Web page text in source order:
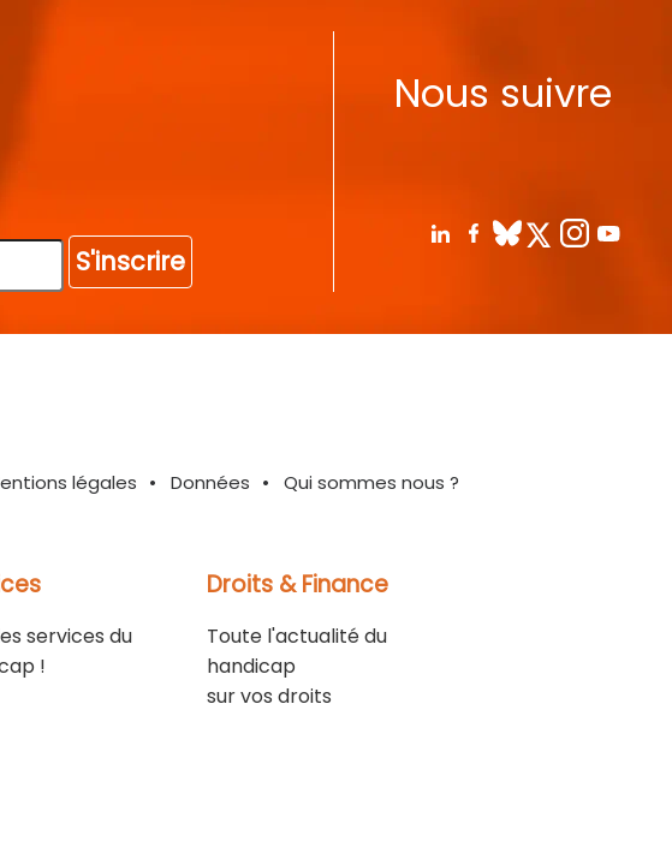
S'inscrire
Nous suivre
légales Données Qui sommes nous ?
services du
!
Droits & Finance
Toute l'actualité du
handicap
sur vos droits